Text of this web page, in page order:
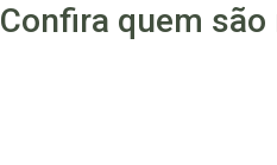
Confira quem